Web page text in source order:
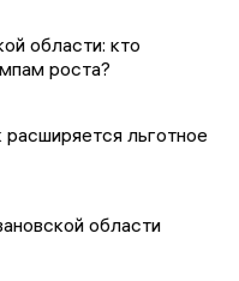
области: кто
роста?
льготное
области